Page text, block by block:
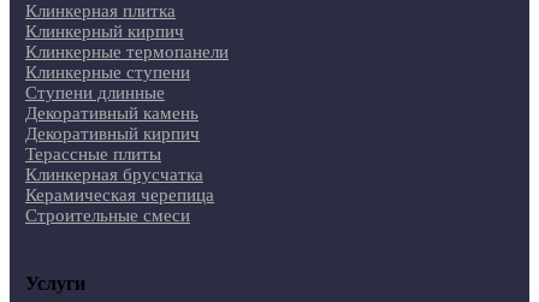
Клинкерная плитка
Клинкерный кирпич
Клинкерные термопанели
Клинкерные ступени
Ступени длинные
Декоративный камень
Декоративный кирпич
Терассные плиты
Клинкерная брусчатка
Керамическая черепица
Строительные смеси
Услуги